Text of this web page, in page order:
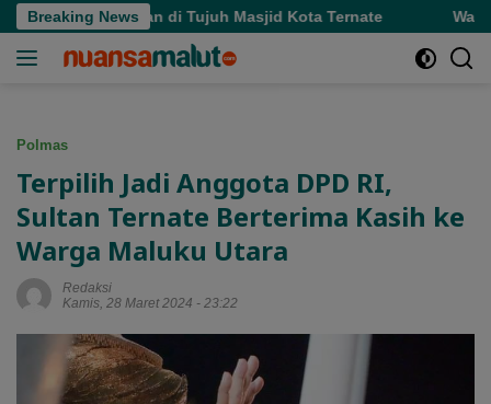
Langsung
ke
Breaking News
Makanan di Tujuh Masjid Kota Ternate Wagub
Polmas
Terpilih Jadi Anggota DPD RI,
Sultan Ternate Berterima Kasih ke
Warga Maluku Utara
Redaksi
Kamis, 28 Maret 2024 - 23:22